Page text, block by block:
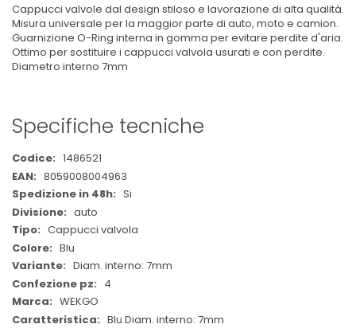
Cappucci valvole dal design stiloso e lavorazione di alta qualità.
Misura universale per la maggior parte di auto, moto e camion.
Guarnizione O-Ring interna in gomma per evitare perdite d'aria.
Ottimo per sostituire i cappucci valvola usurati e con perdite.
Diametro interno 7mm
Specifiche tecniche
Maggiori
Informazioni
1486521
8059008004963
Si
auto
Cappucci valvola
Blu
Diam. interno: 7mm
4
WEKGO
Blu Diam. interno: 7mm